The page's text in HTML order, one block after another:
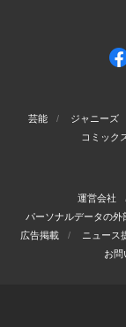
芸能 ジャニーズ
コミック
運営会社
パーソナルデータの外
広告掲載
ニュース
お問